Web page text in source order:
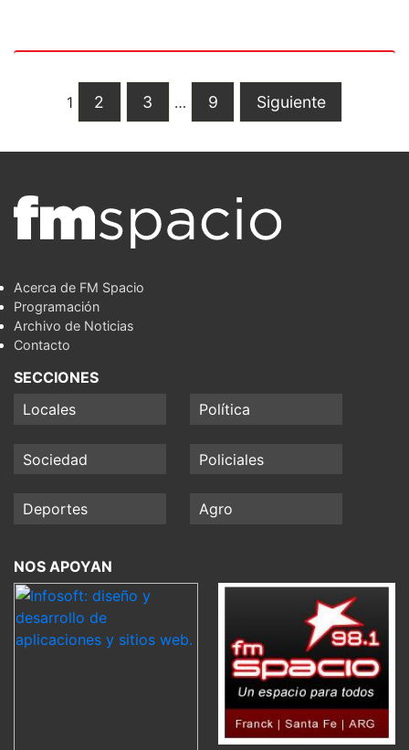
1 2 3 … 9 Siguiente
Acerca de FM Spacio
Programación
Archivo de Noticias
Contacto
SECCIONES
Locales
Política
Sociedad Policiales
Deportes Agro
NOS APOYAN